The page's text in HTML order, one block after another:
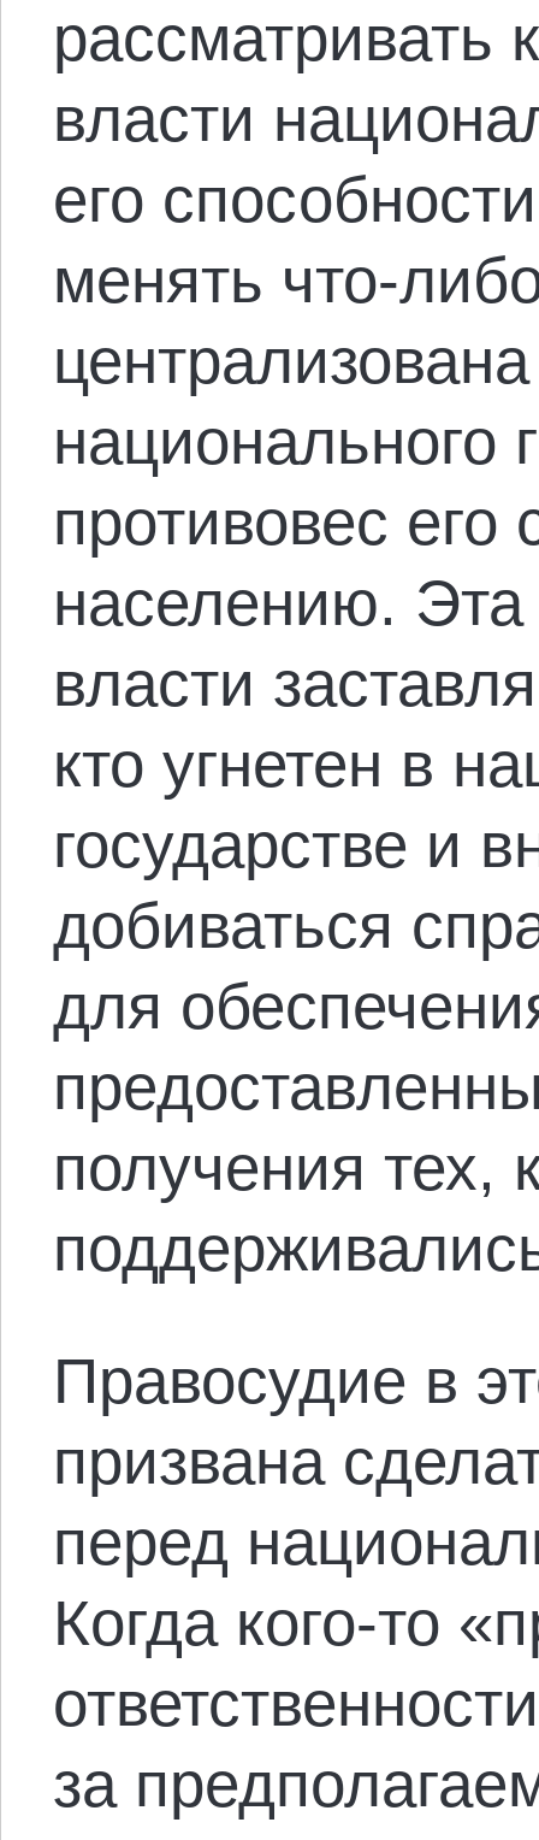
рассматривать
власти
его
менять что-
национального
противовес его
населению. Эта
власти
кто угнетен в
государстве и
добиваться
для
получения тех,
Правосудие в
призвана
перед
Когда кого-то
за